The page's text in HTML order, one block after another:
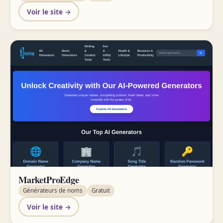
Voir le site →
MarketProEdge
Générateurs de noms Gratuit
Voir le site →